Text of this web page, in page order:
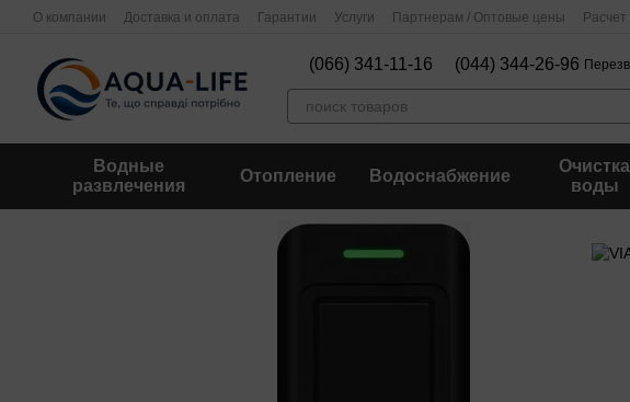
Перейти к основному контенту
О компании Доставка и оплата Гарантии Услуги Партнерам / Оптовые цены
(066) 341-11-16 (044) 344-26-96
Водные
развлечения
Отопление Водоснабжение
Очистка
воды